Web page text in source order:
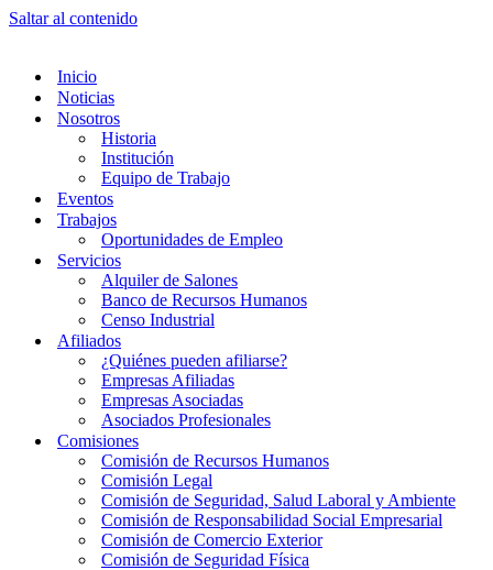
Saltar al contenido
Inicio
Noticias
Nosotros
Historia
Institución
Equipo de Trabajo
Eventos
Trabajos
Oportunidades de Empleo
Servicios
Alquiler de Salones
Banco de Recursos Humanos
Censo Industrial
Afiliados
¿Quiénes pueden afiliarse?
Empresas Afiliadas
Empresas Asociadas
Asociados Profesionales
Comisiones
Comisión de Recursos Humanos
Comisión Legal
Comisión de Seguridad, Salud Laboral y Ambiente
Comisión de Responsabilidad Social Empresarial
Comisión de Comercio Exterior
Comisión de Seguridad Física